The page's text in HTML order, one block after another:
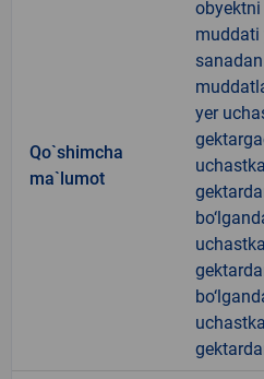
Qo`shimcha
ma`lumot
muddati
yer